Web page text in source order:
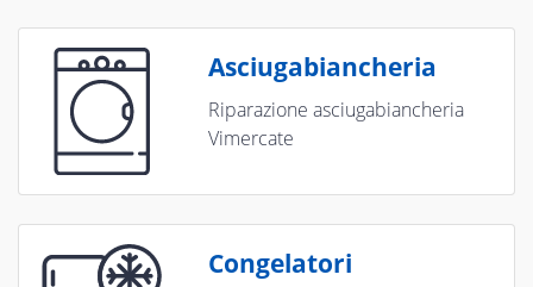
Asciugabiancheria
Riparazione asciugabiancheria
Vimercate
Congelatori